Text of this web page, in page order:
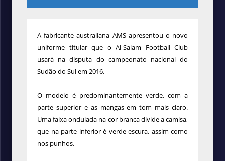
A fabricante australiana AMS apresentou o novo
uniforme titular que o Al-Salam Football Club
usará na disputa do campeonato nacional do
Sudão do Sul em 2016.
O modelo é predominantemente verde, com a
parte superior e as mangas em tom mais claro.
Uma faixa ondulada na cor branca divide a camisa,
que na parte inferior é verde escura, assim como
nos punhos.